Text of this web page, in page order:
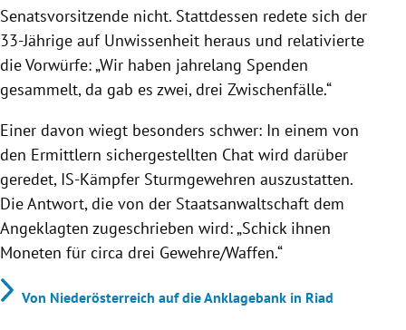
Senatsvorsitzende nicht. Stattdessen redete sich der
33-Jährige auf Unwissenheit heraus und relativierte
die Vorwürfe: „Wir haben jahrelang Spenden
gesammelt, da gab es zwei, drei Zwischenfälle.“
Einer davon wiegt besonders schwer: In einem von
den Ermittlern sichergestellten Chat wird darüber
geredet, IS-Kämpfer Sturmgewehren auszustatten.
Die Antwort, die von der Staatsanwaltschaft dem
Angeklagten zugeschrieben wird: „Schick ihnen
Moneten für circa drei Gewehre/Waffen.“
Von Niederösterreich auf die Anklagebank in Riad